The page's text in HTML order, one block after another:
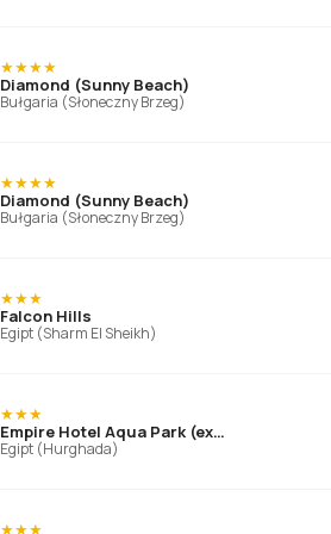
★★★★
Diamond (Sunny Beach)
Bułgaria (Słoneczny Brzeg)
★★★★
Diamond (Sunny Beach)
Bułgaria (Słoneczny Brzeg)
★★★
Falcon Hills
Egipt (Sharm El Sheikh)
★★★
Empire Hotel Aqua Park (ex. Triton Empire Hotel Hurghada)
Egipt (Hurghada)
★★★